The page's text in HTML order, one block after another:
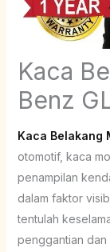
Kaca
Benz
Kaca Belakang
otomotif, kaca
penampilan
dalam faktor
tentulah
penggantian dan